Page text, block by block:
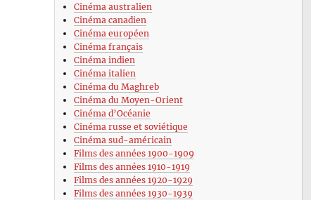
Cinéma australien
Cinéma canadien
Cinéma européen
Cinéma français
Cinéma indien
Cinéma italien
Cinéma du Maghreb
Cinéma du Moyen-Orient
Cinéma d’Océanie
Cinéma russe et soviétique
Cinéma sud-américain
Films des années 1900-1909
Films des années 1910-1919
Films des années 1920-1929
Films des années 1930-1939